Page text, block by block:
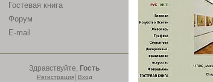
Гостевая книга
Форум
E-mail
Здравствуйте, Гость
Регистрация| Вход